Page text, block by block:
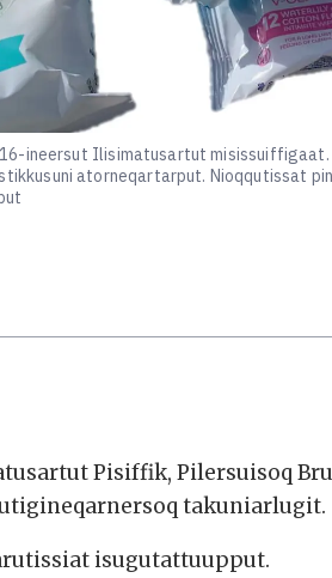
ineersut Ilisimatusartut
atorneqartarput. Nioqqutissat
Pisiffik, Pilersuisoq
takuniarlugit.
isugutattuupput.